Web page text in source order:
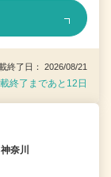
了日： 2026/08/21
終了まであと12日
奈川